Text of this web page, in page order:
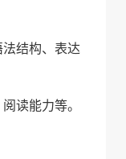
法结构、表达
读能力等。